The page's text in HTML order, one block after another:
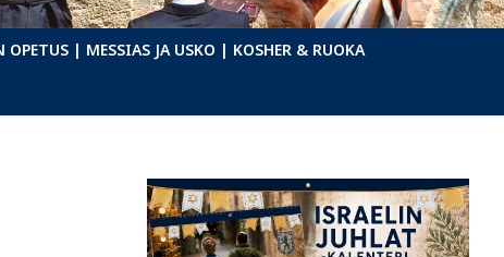
OPETUS | MESSIAS JA USKO | KOSHER & RUOKA